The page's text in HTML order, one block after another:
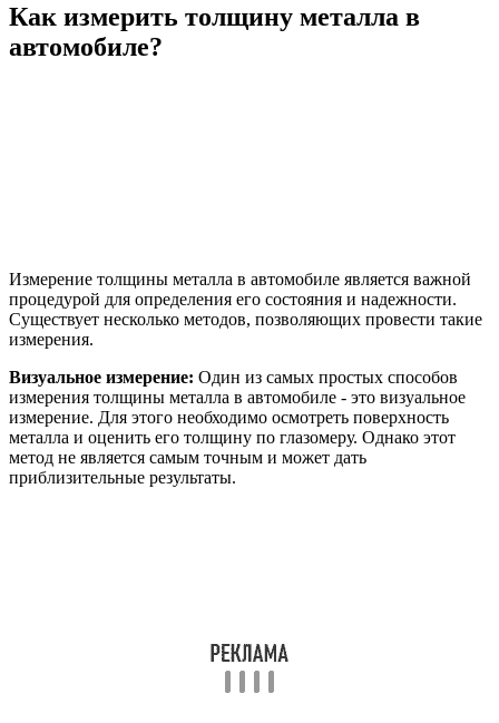
Как измерить толщину металла в
автомобиле?
Измерение толщины металла в автомобиле является важной
процедурой для определения его состояния и надежности.
Существует несколько методов, позволяющих провести такие
измерения.
Визуальное измерение: Один из самых простых способов
измерения толщины металла в автомобиле - это визуальное
измерение. Для этого необходимо осмотреть поверхность
металла и оценить его толщину по глазомеру. Однако этот
метод не является самым точным и может дать
приблизительные результаты.